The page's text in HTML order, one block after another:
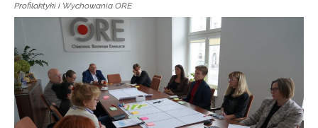
Profilaktyki i Wychowania ORE